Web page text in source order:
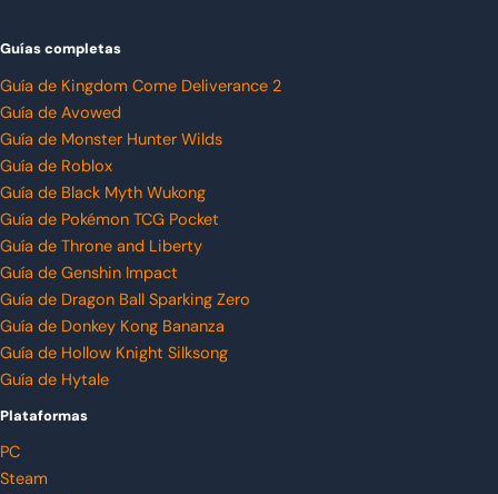
Guías completas
Guía de Kingdom Come Deliverance 2
Guía de Avowed
Guía de Monster Hunter Wilds
Guía de Roblox
Guía de Black Myth Wukong
Guía de Pokémon TCG Pocket
Guía de Throne and Liberty
Guía de Genshin Impact
Guía de Dragon Ball Sparking Zero
Guía de Donkey Kong Bananza
Guía de Hollow Knight Silksong
Guía de Hytale
Plataformas
PC
Steam